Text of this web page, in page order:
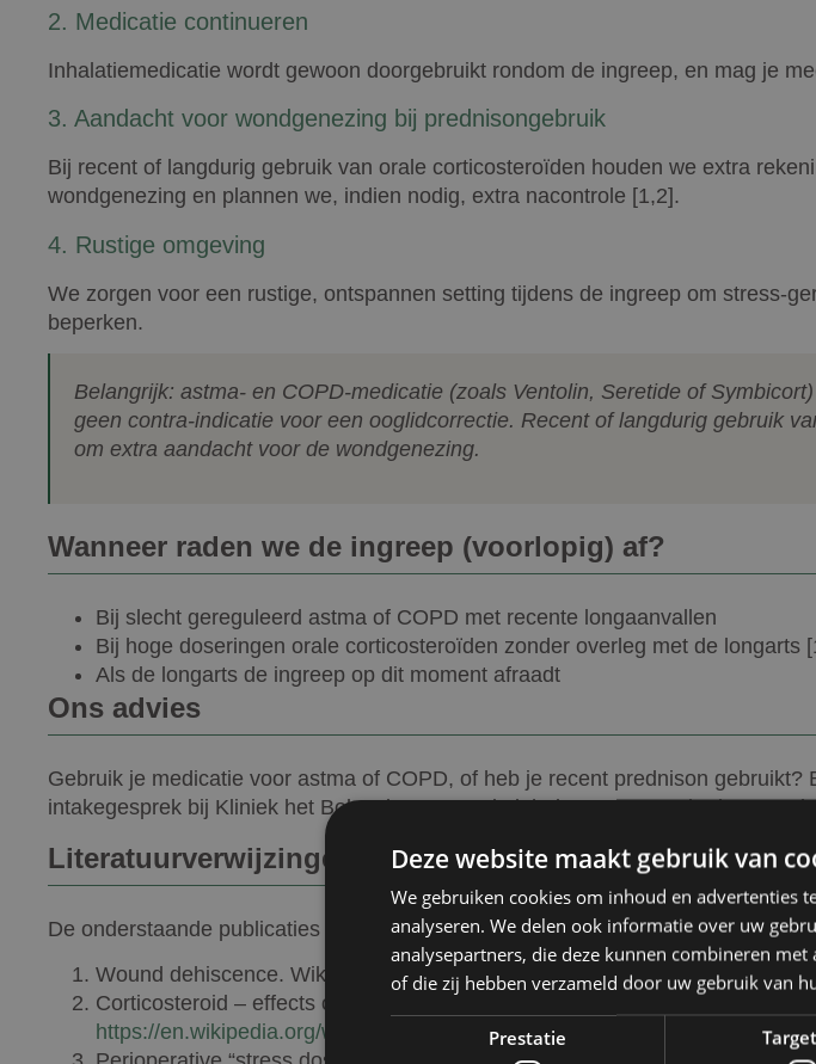
2. Medicatie continueren
Inhalatiemedicatie wordt gewoon doorgebruikt rondom de ingreep, en mag je
3. Aandacht voor wondgenezing bij prednisongebruik
Bij recent of langdurig gebruik van orale corticosteroïden houden we extra
wondgenezing en plannen we, indien nodig, extra nacontrole [1,2].
4. Rustige omgeving
We zorgen voor een rustige, ontspannen setting tijdens de ingreep om stress-
beperken.
Belangrijk: astma- en COPD-medicatie (zoals Ventolin, Seretide of
geen contra-indicatie voor een ooglidcorrectie. Recent of langdurig gebruik
om extra aandacht voor de wondgenezing.
Wanneer raden we de ingreep (voorlopig) af?
Bij slecht gereguleerd astma of COPD met recente longaanvallen
Bij hoge doseringen orale corticosteroïden zonder overleg met de longarts
Als de longarts de ingreep op dit moment afraadt
Ons advies
Gebruik je medicatie voor astma of COPD, of heb je recent prednison gebruikt?
intakegesprek bij Kliniek het Bolwerk en neem je inhalator mee op de dag van
Literatuurverwijzingen
De onderstaande publicaties vormen de medisch-wetenschappelijke
Wound dehiscence. Wikipedia (medical overview).https://en.wikipedia.org/
Corticosteroid – effects on wound healing and immune response. Wikipedia
https://en.wikipedia.org/wiki/Corticosteroid
Deze website maakt gebruik van
We gebruiken cookies om inhoud en advertenties
analyseren. We delen ook informatie over uw
analysepartners, die deze kunnen combineren
of die zij hebben verzameld door uw gebruik van
Prestatie